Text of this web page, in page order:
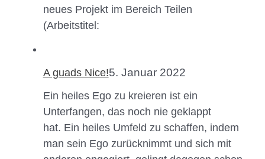
neues Projekt im Bereich Teilen
(Arbeitstitel:
A guads Nice!5. Januar 2022
Ein heiles Ego zu kreieren ist ein
Unterfangen, das noch nie geklappt
hat. Ein heiles Umfeld zu schaffen, indem
man sein Ego zurücknimmt und sich mit